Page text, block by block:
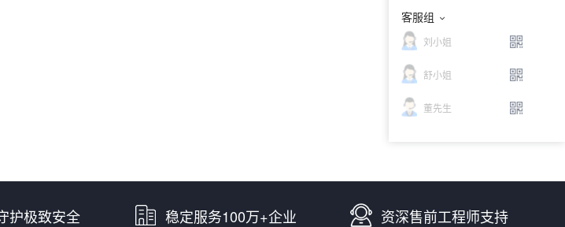
护极致安全 稳定服务100万+企业 资深售前工程师支持
客服组
刘小姐
舒小姐
董先生